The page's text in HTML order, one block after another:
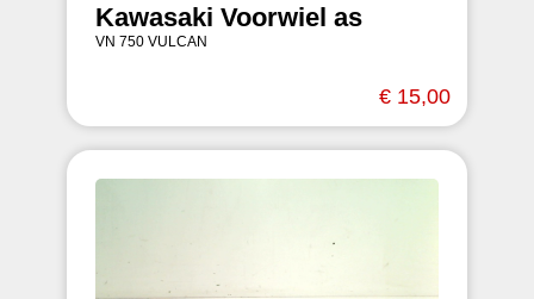
Kawasaki Voorwiel as
VN 750 VULCAN
€ 15,00